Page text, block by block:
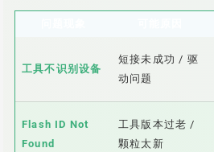
工具不识别设备
短接未成功 / 驱
动问题
Flash ID Not
Found
工具版本过老 /
颗粒太新